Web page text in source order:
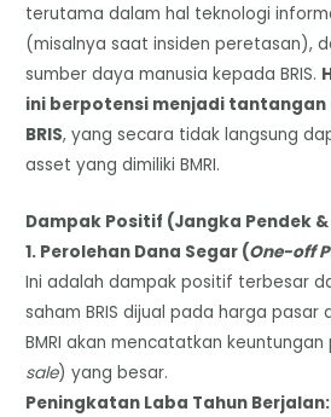
terutama dalam hal teknologi
(misalnya saat insiden peretasan),
sumber daya manusia kepada BRIS.
ini berpotensi menjadi
BRIS, yang secara tidak langsung
asset yang dimiliki BMRI.
​Dampak Positif (Jangka Pendek
​1. Perolehan Dana Segar (One-off
​Ini adalah dampak positif terbesar
saham BRIS dijual pada harga pasar
BMRI akan mencatatkan keuntungan
sale) yang besar.
​Peningkatan Laba Tahun Berjalan: